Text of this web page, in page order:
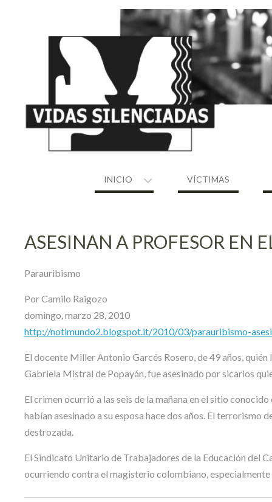
INICIO VÍCTIMAS
ASESINAN A PROFESOR EN
Parauribismo
Por Camilo Raigozo
domingo, marzo 28, 2010
http://notimundo2.blogspot.it/2010/03/parauribismo-
El docente Miller Antonio Garcés Rosero, de 49 años,
Gabriela Mistral de Popayán, fue asesinado por sicarios
El crimen ocurrió a las seis de la mañana en el sitio
habían asesinado a su esposa hace dos años. El terrorismo
destrozada.
El Sindicato Unitario de Trabajadores de la Educación del
ocurriendo contra el magisterio colombiano, especialmente